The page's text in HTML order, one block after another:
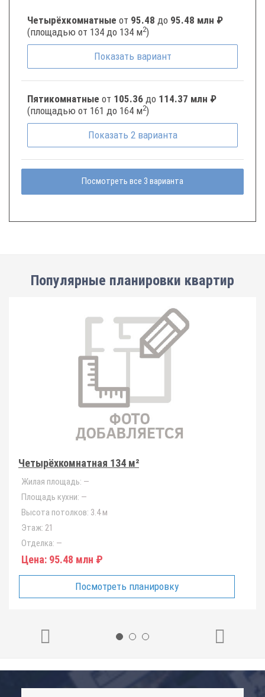
Четырёхкомнатные от 95.48 до 95.48 млн ₽
(площадью от 134 до 134 м2)
Показать вариант
Пятикомнатные от 105.36 до 114.37 млн ₽
(площадью от 161 до 164 м2)
Показать 2 варианта
Посмотреть все 3 варианта
Популярные планировки квартир
Четырёхкомнатная 134 м²
Жилая площадь: —
Площадь кухни: —
Высота потолков: 3.4 м
Этаж: 21
Отделка: —
Цена: 95.48 млн ₽
Посмотреть планировку